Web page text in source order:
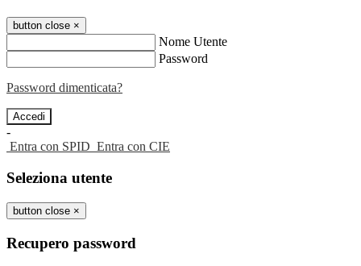
button close ×
Nome Utente
Password
Password dimenticata?
-
Entra con SPID Entra con CIE
Seleziona utente
button close ×
Recupero password